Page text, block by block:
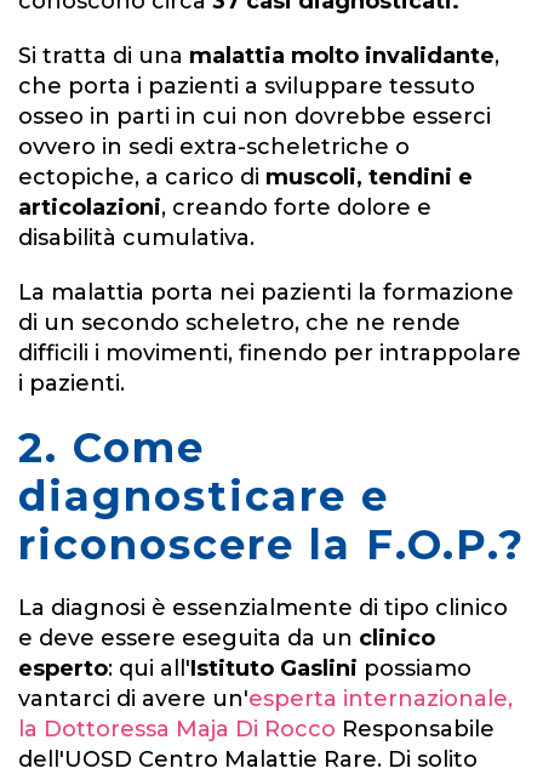
Si tratta di una malattia molto invalidante,
che porta i pazienti a sviluppare tessuto
osseo in parti in cui non dovrebbe esserci
ovvero in sedi extra-scheletriche o
ectopiche, a carico di muscoli, tendini e
articolazioni, creando forte dolore e
disabilità cumulativa.
La malattia porta nei pazienti la formazione
di un secondo scheletro, che ne rende
difficili i movimenti, finendo per intrappolare
i pazienti.
2. Come
diagnosticare e
riconoscere la F.O.P.?
La diagnosi è essenzialmente di tipo clinico
e deve essere eseguita da un clinico
esperto: qui all'Istituto Gaslini possiamo
vantarci di avere un'esperta internazionale,
la Dottoressa Maja Di Rocco Responsabile
dell'UOSD Centro Malattie Rare. Di solito